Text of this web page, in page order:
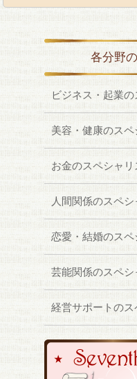
各分野
ビジネス・起業
美容・健康のスペ
お金のスペシャリ
人間関係のスペシ
恋愛・結婚のスペ
芸能関係のスペシ
経営サポートの